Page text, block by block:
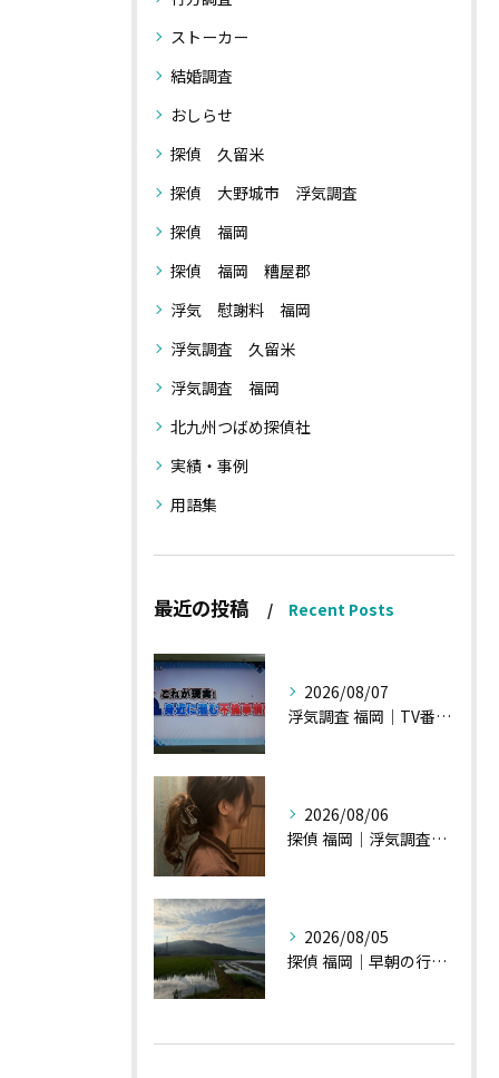
ストーカー
結婚調査
おしらせ
探偵 久留米
探偵 大野城市 浮気調査
探偵 福岡
探偵 福岡 糟屋郡
浮気 慰謝料 福岡
浮気調査 久留米
浮気調査 福岡
北九州つばめ探偵社
実績・事例
用語集
最近の投稿 Recent Posts
2026/08/07
浮気調査 福岡｜TV番組15分間の特集の時のお話①
2026/08/06
探偵 福岡｜浮気調査の現場から・・・・チハルさん特集
2026/08/05
探偵 福岡｜早朝の行動調査、初見一発勝負のような・・・・